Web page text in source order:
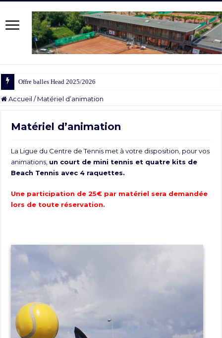
Offre balles Head 2025/2026
Accueil / Matériel d’animation
Matériel d’animation
La Ligue du Centre de Tennis met à votre disposition, pour vos
animations, un court de mini tennis et quatre kits de
Beach Tennis avec 4 raquettes.
Une participation de 25€ par matériel sera demandée
lors de toute réservation.